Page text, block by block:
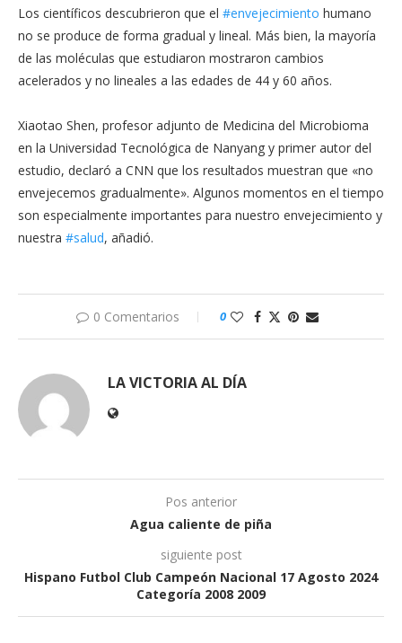
Los científicos descubrieron que el #envejecimiento humano
no se produce de forma gradual y lineal. Más bien, la mayoría
de las moléculas que estudiaron mostraron cambios
acelerados y no lineales a las edades de 44 y 60 años.
Xiaotao Shen, profesor adjunto de Medicina del Microbioma
en la Universidad Tecnológica de Nanyang y primer autor del
estudio, declaró a CNN que los resultados muestran que «no
envejecemos gradualmente». Algunos momentos en el tiempo
son especialmente importantes para nuestro envejecimiento y
nuestra #salud, añadió.
0 Comentarios 0
LA VICTORIA AL DÍA
Pos anterior
Agua caliente de piña
siguiente post
Hispano Futbol Club Campeón Nacional 17 Agosto 2024
Categoría 2008 2009